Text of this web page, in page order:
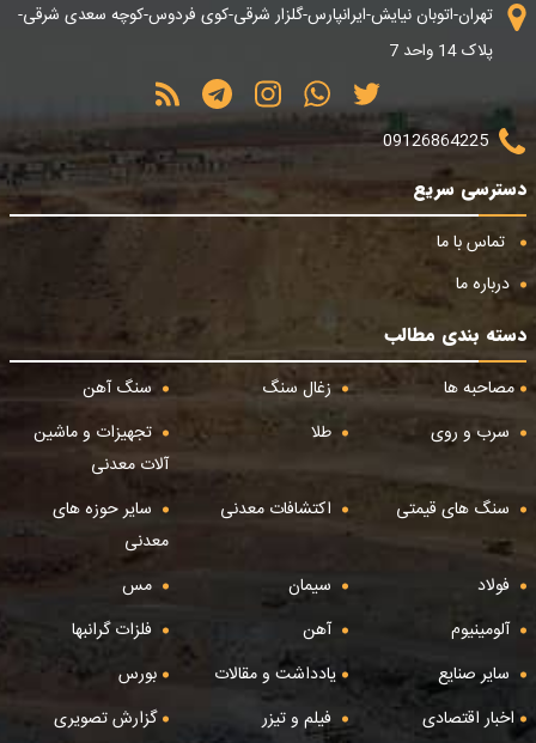
تهران-اتوبان نیایش-ایرانپارس-گلزار شرقی-کوی فردوس-کوچه سعدی شرقی-
پلاک 14 واحد 7
09126864225
دسترسی سریع
تماس با ما
درباره ما
دسته بندی مطالب
مصاحبه ها
زغال سنگ
سنگ آهن
سرب و روی
طلا
تجهیزات و ماشین
آلات معدنی
سنگ های قیمتی
اکتشافات معدنی
سایر حوزه های
معدنی
فولاد
سیمان
مس
آلومینیوم
آهن
فلزات گرانبها
سایر صنایع
یادداشت و مقالات
بورس
اخبار اقتصادی
فیلم و تیزر گزارش تصویری